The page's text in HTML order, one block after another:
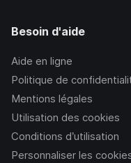
Besoin d'aide
Aide en ligne
Politique de
Mentions légales
Utilisation des cookies
Conditions d’utilisation
Personnaliser les